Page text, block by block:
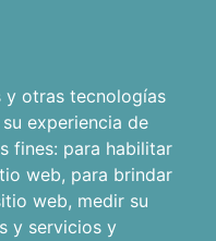
y otras tecnologías
experiencia de
fines: para habilitar
web, para brindar
web, medir su
y servicios y